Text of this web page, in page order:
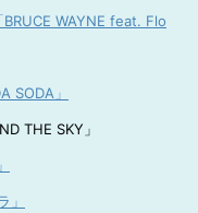
BRUCE WAYNE feat. Flo
SODA」
THE SKY」
」